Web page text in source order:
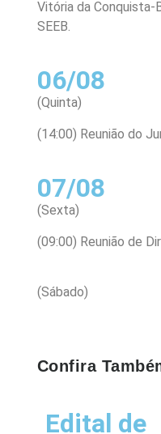
Vitória da Conquista-
SEEB.
06/08
(Quinta)
(14:00) Reunião do
07/08
(Sexta)
(09:00) Reunião de
(Sábado)
Confira
Edital de